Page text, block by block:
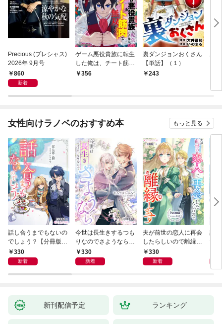
Precious (プレシャス)
2026年 9月号
860
新着
ゲーム悪役貴族に転生
した俺は、チート筋肉
で無双する【単話】
356
裏ダンジョンおくさん
【単話】（１）
243
女性向けラノベのおすすめ本 もっと見る
話し合うまでもないの
でしょう？【分冊版】
1 330
新着
今世は長生きするつも
りなのでさようなら
【分冊版】1
330
新着
夫が前世の恋人に再会
したらしいので離縁し
ます【分冊版】1
330
新着
話
で
新刊配信予定 ランキング